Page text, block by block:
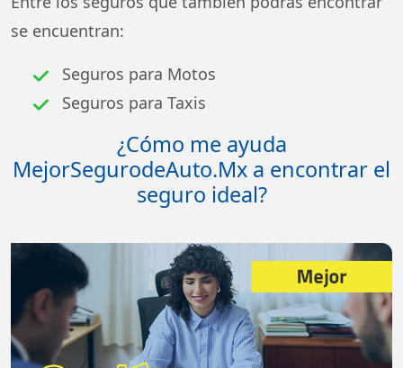
se encuentran:
Seguros para Motos
Seguros para Taxis
¿Cómo me ayuda
MejorSegurodeAuto.Mx a encontrar el
seguro ideal?